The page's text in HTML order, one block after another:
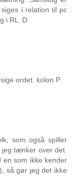
i relation til pc
i RL :D
ordet. kolon P
som også spiller
tænker over det.
en som ikke kender
så gør jeg det ikke